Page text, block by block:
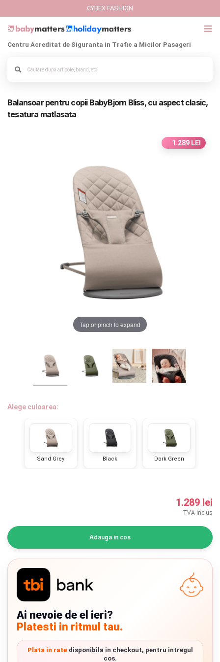
Italbaby Collections
SCAUNE AUTO
SCOICI AUTO
LA PLIMBARE
CAMERA COPILULUI
MARSUPII BEBELUSI
LEAGANE COPII
BABY MONITORS
INGRIJIRE PERSONALA
Regulament giveaway
Showroom
Depozit
CYBEX FASHION
Centru Acreditat de Siguranta in Trafic a Micilor Pasageri
Balansoar pentru copii BabyBjorn Bliss, cu aspect clasic,
tesatura matlasata
1.289 LEI
Tap or pinch to expand
Alege culoarea:
Sand Grey Black Dark Green
1.289 lei
TVA inclus
Adauga in cos
Ai nevoie de el ieri?
Platesti in ritmul tau.
Plata in ratedisponibila in checkout, pentru intregul
cos.
Alege culoarea cadrului
Chrome cu detalii negre
Verde cu detalii negre 5646 lei